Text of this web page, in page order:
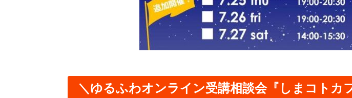
＼ゆるふわオンライン受講相談会『しまコトカ